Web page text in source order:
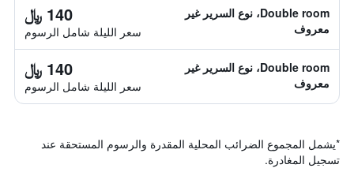
Double room، نوع السرير غير
معروف
140 ﷼
سعر الليلة شامل الرسوم
Double room، نوع السرير غير
معروف
140 ﷼
سعر الليلة شامل الرسوم
*يشمل المجموع الضرائب المحلية المقدرة والرسوم المستحقة عند
تسجيل المغادرة.